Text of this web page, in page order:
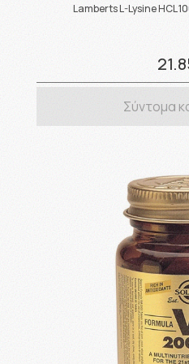
Lamberts L-Lysine HCL
Σύντομα